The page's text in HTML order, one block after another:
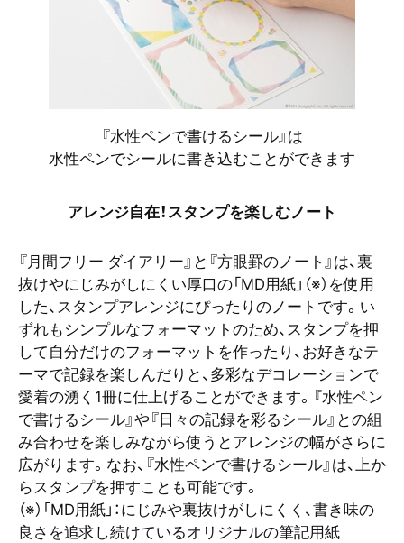
『水性ペンで書けるシール』は
水性ペンでシールに書き込むことができます
アレンジ自在！スタンプを楽しむノート
『月間フリー ダイアリー』と『方眼罫のノート』は、裏
抜けやにじみがしにくい厚口の「MD用紙」（※）を使用
した、スタンプアレンジにぴったりのノートです。い
ずれもシンプルなフォーマットのため、スタンプを押
して自分だけのフォーマットを作ったり、お好きなテ
ーマで記録を楽しんだりと、多彩なデコレーションで
愛着の湧く1冊に仕上げることができます。『水性ペン
で書けるシール』や『日々の記録を彩るシール』との組
み合わせを楽しみながら使うとアレンジの幅がさらに
広がります。なお、『水性ペンで書けるシール』は、上か
らスタンプを押すことも可能です。
（※）「MD用紙」：にじみや裏抜けがしにくく、書き味の
良さを追求し続けているオリジナルの筆記用紙